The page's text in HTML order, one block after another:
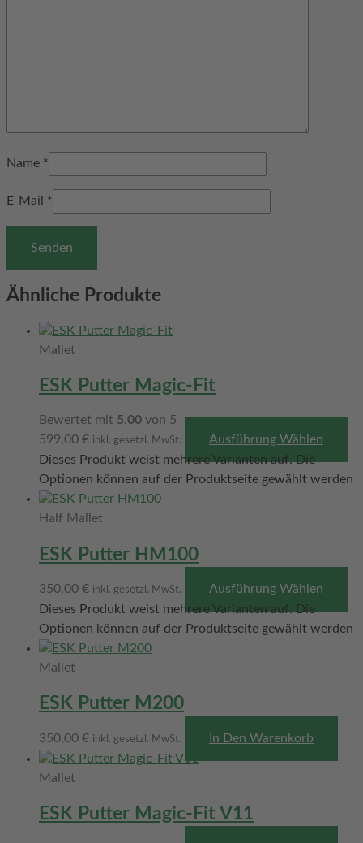
Name *
E-Mail *
Ähnliche Produkte
Mallet
ESK Putter Magic-Fit
Bewertet mit 5.00 von 5
599,00 € inkl. gesetzl. MwSt.
Ausführung Wählen
Dieses Produkt weist mehrere Varianten auf. Die
Optionen können auf der Produktseite gewählt werden
Half Mallet
ESK Putter HM100
350,00 € inkl. gesetzl. MwSt.
Ausführung Wählen
Dieses Produkt weist mehrere Varianten auf. Die
Optionen können auf der Produktseite gewählt werden
Mallet
ESK Putter M200
350,00 € inkl. gesetzl. MwSt. In Den Warenkorb
Mallet
ESK Putter Magic-Fit V11